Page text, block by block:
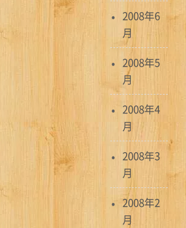
2008年6
月
2008年5
月
2008年4
月
2008年3
月
2008年2
月